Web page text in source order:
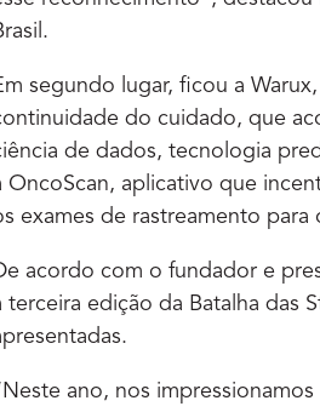
segundo lugar, ficou a
do cuidado, que
de dados, tecnologia
OncoScan, aplicativo que
exames de rastreamento para
acordo com o fundador e
terceira edição da Batalha das
ano, nos